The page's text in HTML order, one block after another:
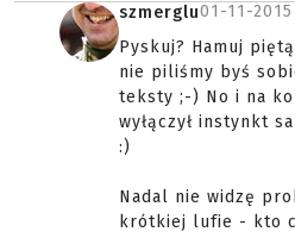
szmerglu01-11-2015
Pyskuj? Hamuj
nie piliśmy byś
teksty ;-) No i na
wyłączył instynkt
:)
Nadal nie widzę
krótkiej lufie - kto